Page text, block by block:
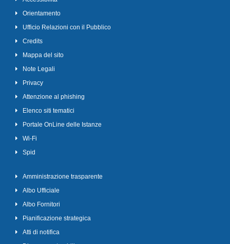
Orientamento
Ufficio Relazioni con il Pubblico
Credits
Mappa del sito
Note Legali
Privacy
Attenzione al phishing
Elenco siti tematici
Portale OnLine delle Istanze
Wi-Fi
Spid
Amministrazione trasparente
Albo Ufficiale
Albo Fornitori
Pianificazione strategica
Atti di notifica